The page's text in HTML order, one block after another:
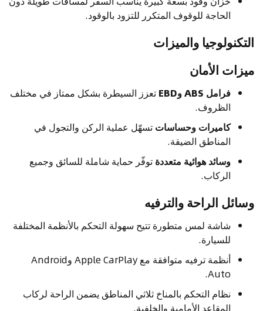
الحاجة للوقوف المتكرر للتزود بالوقود.
التكنولوجيا والميزات
ميزات الأمان
فرامل ABS وEBD
تعزز السيطرة بشكل ممتاز في مختلف
الظروف.
كاميرات وحساسات تسهّل عملية الركن والتجول في
المناطق الضيقة.
وسائد هوائية متعددة توفّر حماية شاملة للسائق وجميع
الركاب.
وسائل الراحة والترفيه
شاشة لمس متطورة تتيح سهولة التحكم بالأنظمة المختلفة
للسيارة.
أنظمة ترفيه متوافقة مع Apple CarPlay وAndroid
Auto.
نظام التحكم بالمناخ ثلاثي المناطق يضمن الراحة لركاب
المقاعد الأمامية والخلفية.